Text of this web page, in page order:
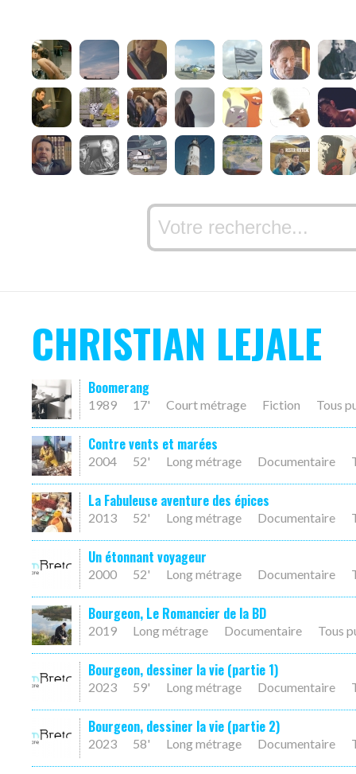
CHRISTIAN LEJALE
Boomerang
1989 17' Court métrage Fiction Tous
Contre vents et marées
2004 52' Long métrage Documentaire
La Fabuleuse aventure des épices
2013 52' Long métrage Documentaire
Un étonnant voyageur
2000 52' Long métrage Documentaire
Bourgeon, Le Romancier de la BD
2019 Long métrage Documentaire Tous
Bourgeon, dessiner la vie (partie 1)
2023 59' Long métrage Documentaire
Bourgeon, dessiner la vie (partie 2)
2023 58' Long métrage Documentaire